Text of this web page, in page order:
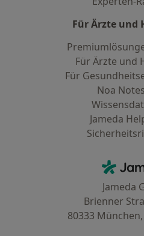
Für Ärzte und
Für Ärzte und
Für
Noa Notes
Jameda
Jameda
Brienner
80333